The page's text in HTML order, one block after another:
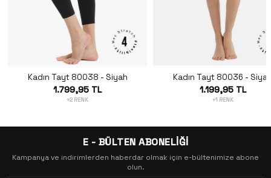
Kadın Tayt 80038 - Siyah
1.799,95 TL
+2 RENK
Kadın Tayt 80036 -
1.199,95 TL
+1 RENK
E - BÜLTEN ABONELİĞİ
Kampanya ve indirimlerden haberdar olmak için e-bültenimize abone
olun.